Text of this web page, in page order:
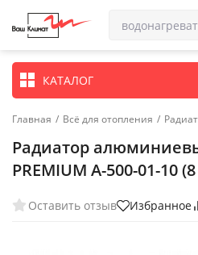
КАТАЛОГ
Главная / Всё для отопления /
Радиатор
PREMIUM A-500-01-10
Оставить отзыв Избранное